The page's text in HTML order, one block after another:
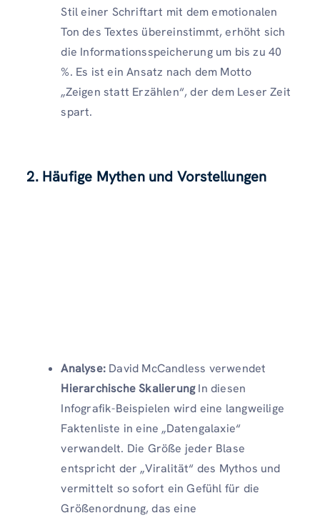
Stil einer Schriftart mit dem emotionalen
Ton des Textes übereinstimmt, erhöht sich
die Informationsspeicherung um bis zu 40
%. Es ist ein Ansatz nach dem Motto
„Zeigen statt Erzählen“, der dem Leser Zeit
spart.
2. Häufige Mythen und Vorstellungen
Analyse: David McCandless verwendet
Hierarchische SkalierungIn diesen
Infografik-Beispielen wird eine langweilige
Faktenliste in eine „Datengalaxie“
verwandelt. Die Größe jeder Blase
entspricht der „Viralität“ des Mythos und
vermittelt so sofort ein Gefühl für die
Größenordnung, das eine